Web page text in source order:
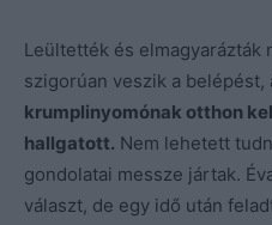
Leültették és elmagyarázták
szigorúan veszik a
krumplinyomónak otthon
hallgatott. Nem lehetett
gondolatai messze jártak.
választ, de egy idő után